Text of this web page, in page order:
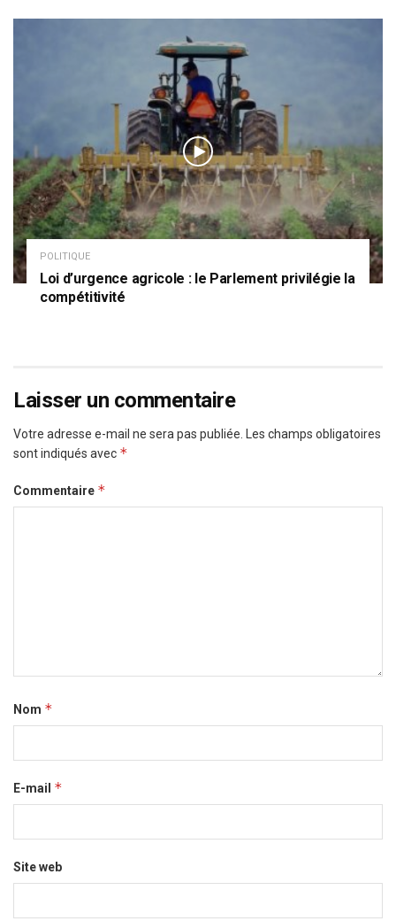
POLITIQUE
Loi d’urgence agricole : le Parlement privilégie la
compétitivité
Laisser un commentaire
Votre adresse e-mail ne sera pas publiée. Les champs obligatoires
sont indiqués avec *
Commentaire *
Nom *
E-mail *
Site web